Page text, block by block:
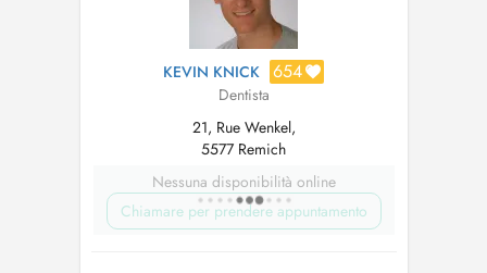
KEVIN KNICK 654
Dentista
21, Rue Wenkel,
5577 Remich
Nessuna disponibilità online
Chiamare per prendere appuntamento